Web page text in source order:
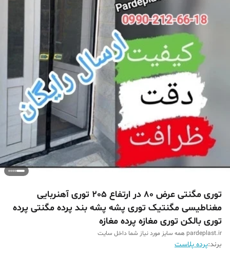
توری مگنتی عرض 80 در ارتفاع 205 توری آهنربایی
مغناطیسی مگنتیک توری پشه پشه بند پرده مگنتی پرده
توری بالکن توری مغازه پرده مغازه
pardeplast.ir همه سایز مورد نیاز شما داخل سایت
برند:پرده پلاست